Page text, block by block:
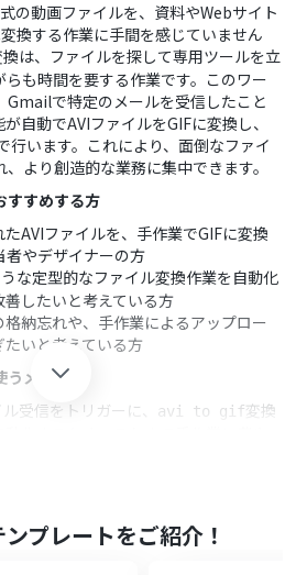
の動画ファイルを、資料やWebサイト
換する作業に手間を感じていません
換は、ファイルを探して専用ツールを立
も時間を要する作業です。このワー
Gmailで特定のメールを受信したこと
自動でAVIファイルをGIFに変換し、
います。これにより、面倒なファイ
より創造的な業務に集中できます。
すめする方
AVIファイルを、手作業でGIFに変換
者やデザイナーの方
な定型的なファイル変換作業を自動化
善したいと考えている方
納忘れや、手作業によるアップロー
たいと考えている方
メリット
受信をトリガーに、
avi to gif変換
プレートをご紹介！